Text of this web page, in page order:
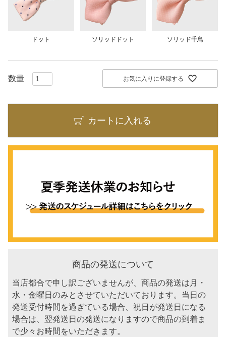
ドット ソリッドドット ソリッド千鳥
お気に入りに登録する
カートに入れる
商品の発送について
当店都合で申し訳ございませんが、商品の発送は月・
水・金曜日のみとさせていただいております。当日の
発送受付時間を過ぎている場合、祝日が発送日になる
場合は、翌発送日の発送になりますので商品の到着ま
で少々お時間をいただきます。